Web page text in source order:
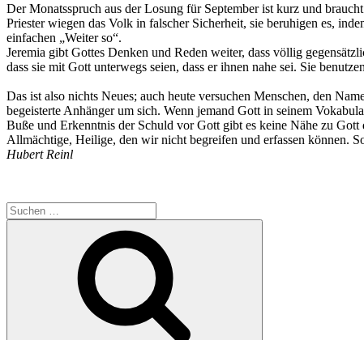
Der Monatsspruch aus der Losung für September ist kurz und
Priester wiegen das Volk in falscher Sicherheit, sie beruhigen es,
einfachen „Weiter so“.
Jeremia gibt Gottes Denken und Reden weiter, dass völlig
dass sie mit Gott unterwegs seien, dass er ihnen nahe sei. Sie
Das ist also nichts Neues; auch heute versuchen Menschen, den
begeisterte Anhänger um sich. Wenn jemand Gott in seinem
Buße und Erkenntnis der Schuld vor Gott gibt es keine Nähe zu
Allmächtige, Heilige, den wir nicht begreifen und erfassen können.
Hubert Reinl
Suchen
nach: